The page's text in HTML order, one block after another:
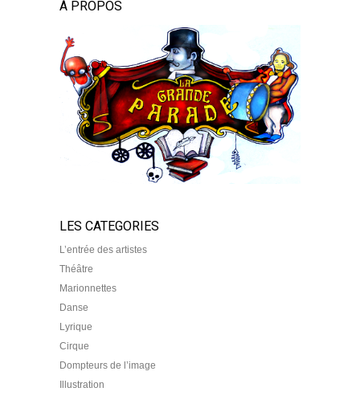
À PROPOS
LES CATEGORIES
L’entrée des artistes
Théâtre
Marionnettes
Danse
Lyrique
Cirque
Dompteurs de l’image
Illustration